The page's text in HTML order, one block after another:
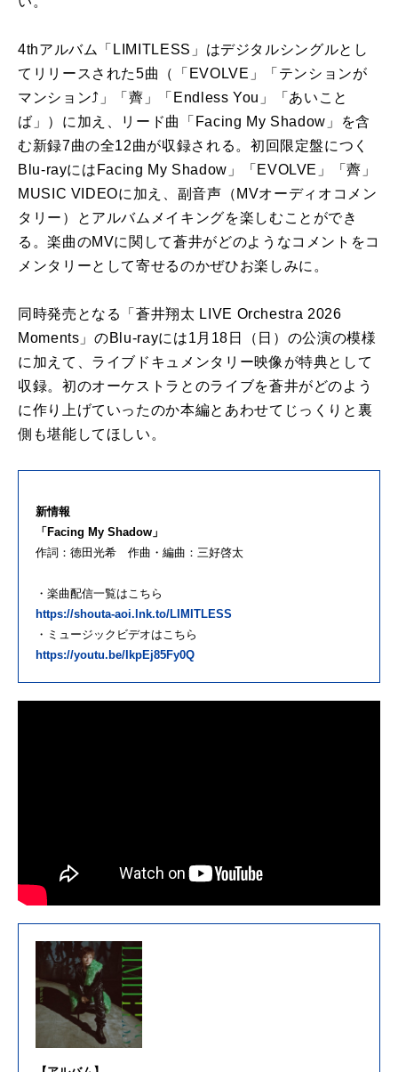
4thアルバム「LIMITLESS」はデジタルシングルとし
てリリースされた5曲（「EVOLVE」「テンションが
マンション⤴」「薺」「Endless You」「あいこと
ば」）に加え、リード曲「Facing My Shadow」を含
む新録7曲の全12曲が収録される。初回限定盤につく
Blu-rayにはFacing My Shadow」「EVOLVE」「薺」
MUSIC VIDEOに加え、副音声（MVオーディオコメン
タリー）とアルバムメイキングを楽しむことができ
る。楽曲のMVに関して蒼井がどのようなコメントをコ
メンタリーとして寄せるのかぜひお楽しみに。
同時発売となる「蒼井翔太 LIVE Orchestra 2026
Moments」のBlu-rayには1月18日（日）の公演の模様
に加えて、ライブドキュメンタリー映像が特典として
収録。初のオーケストラとのライブを蒼井がどのよう
に作り上げていったのか本編とあわせてじっくりと裏
側も堪能してほしい。
新情報
「Facing My Shadow」
作詞：徳田光希 作曲・編曲：三好啓太
・楽曲配信一覧はこちら
https://shouta-aoi.lnk.to/LIMITLESS
・ミュージックビデオはこちら
https://youtu.be/IkpEj85Fy0Q